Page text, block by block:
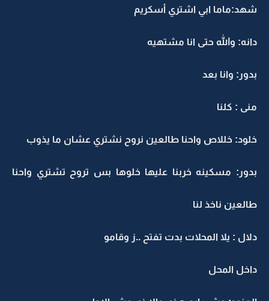
شهد:ماما ابي اشتري أسكريم
دانه: والله حتى انا مشتهيه
بدور: وانا بعد
منى : كلنا
خلود: خللاص واحنا طالعين نروح نشتري عشان ما يذوب
بدور: مسكينه خربنا عليها خلوها بس تروح تشتري واحنا
طالعين ناخذ لنا
دلال : يلا المحلات بدت تفتح ..ز وقامو
داخل المحل